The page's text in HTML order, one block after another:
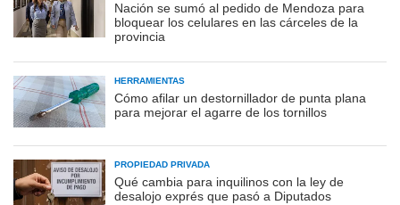
Nación se sumó al pedido de Mendoza para
bloquear los celulares en las cárceles de la
provincia
HERRAMIENTAS
Cómo afilar un destornillador de punta plana
para mejorar el agarre de los tornillos
PROPIEDAD PRIVADA
Qué cambia para inquilinos con la ley de
desalojo exprés que pasó a Diputados